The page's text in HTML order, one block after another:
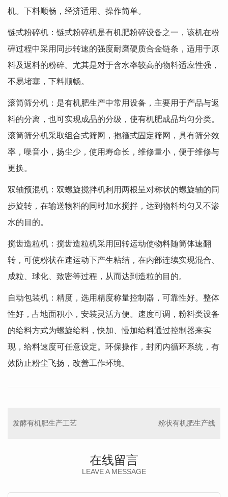
机。下料顺畅，经济适用、操作简单。
链式粉碎机：链式粉碎机是有机肥粉碎设备之一，该机在粉
碎过程中采用同步转速的强度耐磨硬质合金链条，适用于原
料及返料的粉碎。尤其是对于含水率较高的物料适应性强，
不易堵塞，下料顺畅。
滚筒筛分机：是有机肥生产中常用设备，主要用于产品与返
料的分离，也可实现成品的分级，使有机肥成品均匀分类。
滚筒筛分机采取组合式筛网，抱箍式固定筛网，具有筛分效
率，噪音小，扬尘少，使用寿命长，维修量小，便于维修与
更换。
双轴预混机：双螺旋搅拌机利用两根呈对称状的螺旋轴的同
步旋转，在输送物料的同时加水搅拌，达到物料均匀又不渗
水的目的。
搅齿造粒机：搅齿造粒机采用回转运动使物料随筒体速翻
转，可使粉状在速运动下产生粘结，在内部连续实现混合、
成粒、球化、致密等过程，从而达到造粒的目的。
自动包装机：精度，选用精度称量控制器，可靠性好。整体
性好，占地面积小，安装灵活方便。速度可调，粉料类设备
的给料方式为螺旋给料，快加、慢加给料通过控制器来实
现，给料速度可任意设定。环保操作，封闭内循环系统，有
效防止粉尘飞扬，改善工作环境。
发酵有机肥生产工艺 粉状有机肥生产线
在线留言
LEAVE A MESSAGE